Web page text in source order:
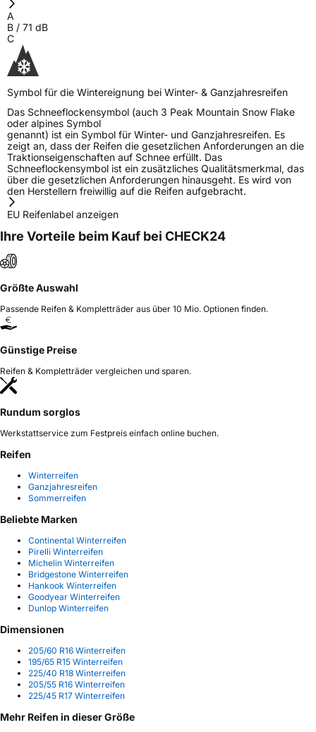
A
B / 71 dB
C
Symbol für die Wintereignung bei Winter- & Ganzjahresreifen
Das Schneeflockensymbol (auch 3 Peak Mountain Snow Flake
oder alpines Symbol
genannt) ist ein Symbol für Winter- und Ganzjahresreifen. Es
zeigt an, dass der Reifen die gesetzlichen Anforderungen an die
Traktionseigenschaften auf Schnee erfüllt. Das
Schneeflockensymbol ist ein zusätzliches Qualitätsmerkmal, das
über die gesetzlichen Anforderungen hinausgeht. Es wird von
den Herstellern freiwillig auf die Reifen aufgebracht.
EU Reifenlabel anzeigen
Ihre Vorteile beim Kauf bei CHECK24
Größte Auswahl
Passende Reifen & Kompletträder aus über 10 Mio. Optionen finden.
Günstige Preise
Reifen & Kompletträder vergleichen und sparen.
Rundum sorglos
Werkstattservice zum Festpreis einfach online buchen.
Reifen
Winterreifen
Ganzjahresreifen
Sommerreifen
Beliebte Marken
Continental Winterreifen
Pirelli Winterreifen
Michelin Winterreifen
Bridgestone Winterreifen
Hankook Winterreifen
Goodyear Winterreifen
Dunlop Winterreifen
Dimensionen
205/60 R16 Winterreifen
195/65 R15 Winterreifen
225/40 R18 Winterreifen
205/55 R16 Winterreifen
225/45 R17 Winterreifen
Mehr Reifen in dieser Größe